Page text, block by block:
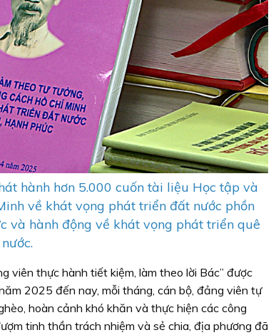
hành hơn 5.000 cuốn tài liệu Học tập và
về khát vọng phát triển đất nước phồn
và hành động về khát vọng phát triển quê
viên thực hành tiết kiệm, làm theo lời Bác” được
2025 đến nay, mỗi tháng, cán bộ, đảng viên tự
hoàn cảnh khó khăn và thực hiện các công
tinh thần trách nhiệm và sẻ chia, địa phương đã